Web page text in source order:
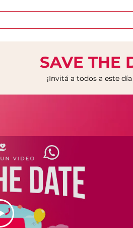
SAVE THE
¡Invitá a todos a este